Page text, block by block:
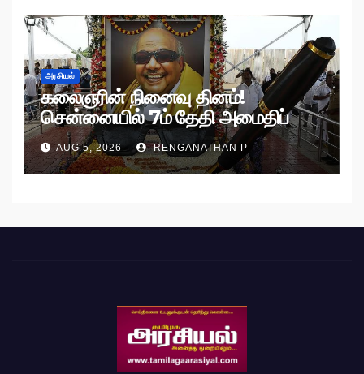
அரசியல்
கலைஞரின் நினைவு தினம்!
சென்னையில் 7ம் தேதி அமைதிப்
பேரணி!
AUG 5, 2026 RENGANATHAN P